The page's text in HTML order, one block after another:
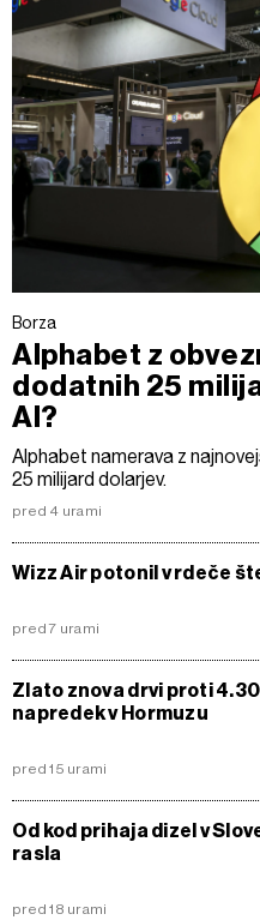
Borza
Alphabet z
dodatnih 25
AI?
Alphabet namerava z
25 milijard dolarjev.
pred 4 urami
Wizz Air potonil v rdeče
pred 7 urami
Zlato znova drvi proti
napredek v Hormuzu
pred 15 urami
Od kod prihaja dizel v
rasla
pred 18 urami